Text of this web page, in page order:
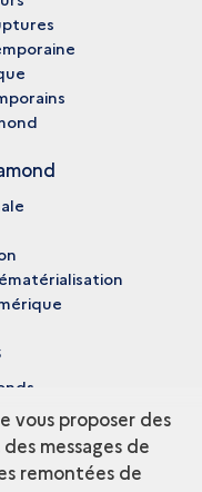
vous proposer des
messages de
remontées de